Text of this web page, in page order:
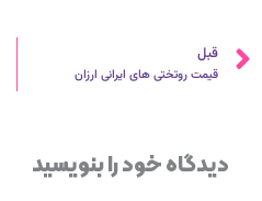
قبلی
قبل
قیمت روتختی های ایرانی ارزان
دیدگاه‌ خود را بنویسید